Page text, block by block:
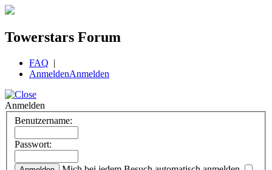
Towerstars Forum
FAQ |
AnmeldenAnmelden
Anmelden
Benutzername:
Passwort: